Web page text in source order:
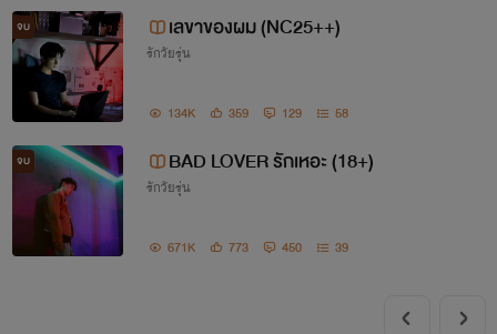
จบ เลขาของผม (NC25++)
รักวัยรุ่น
134K 359 129 58
จบ BAD LOVER รักเหอะ (18+)
รักวัยรุ่น
671K 773 450 39